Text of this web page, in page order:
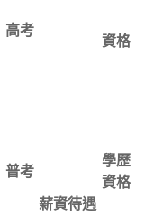
高考
資格
普考
學歷
資格
薪資待遇